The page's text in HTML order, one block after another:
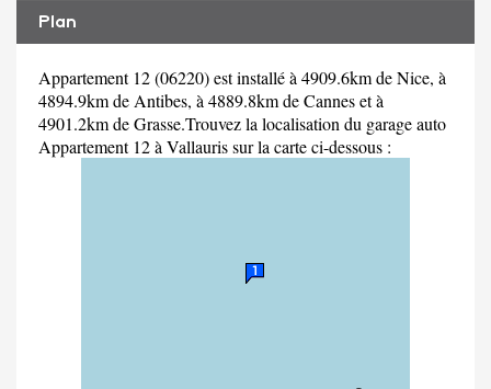
Plan
Appartement 12 (06220) est installé à 4909.6km de Nice, à
4894.9km de Antibes, à 4889.8km de Cannes et à
4901.2km de Grasse.Trouvez la localisation du garage auto
Appartement 12 à Vallauris sur la carte ci-dessous :